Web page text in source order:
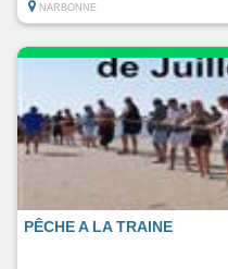
NARBONNE
PÊCHE A LA TRAINE